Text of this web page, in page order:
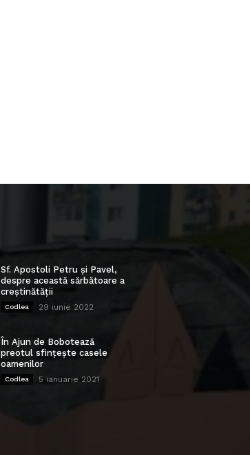
Sf. Apostoli Petru și Pavel,
despre această sărbătoare a
creștinătății
Codlea 29 iunie 2022
În Ajun de Bobotează
preotul sfințește casele
oamenilor
Codlea 5 ianuarie 2021